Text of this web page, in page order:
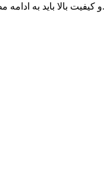
جهت دانلود این طرح لایه باز بکگراند قاب عکس و کارت پستال فانتزی با فرمت psd و کیفیت بالا باید به ادامه مطلب این پست مراجعه کنید.